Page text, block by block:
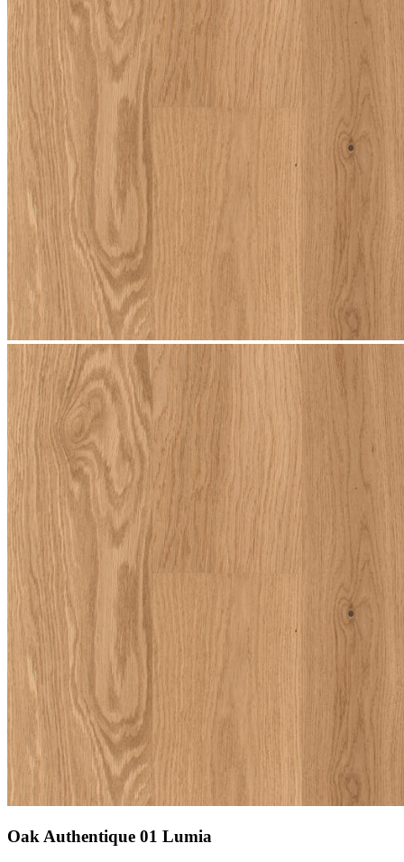
Oak Authentique 01 Lumia